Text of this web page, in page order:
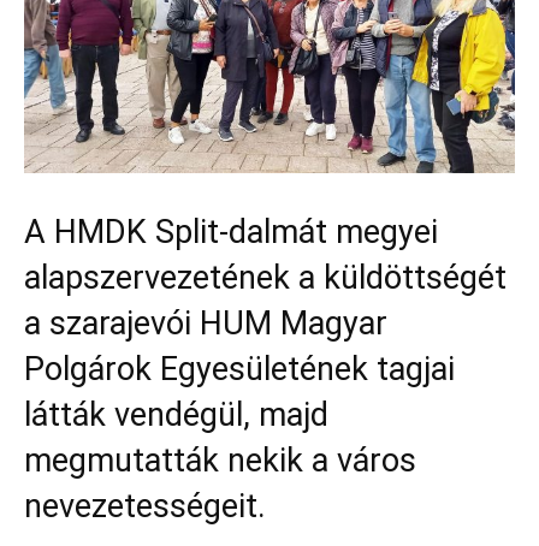
A HMDK Split-dalmát megyei
alapszervezetének a küldöttségét
a szarajevói HUM Magyar
Polgárok Egyesületének tagjai
látták vendégül, majd
megmutatták nekik a város
nevezetességeit.